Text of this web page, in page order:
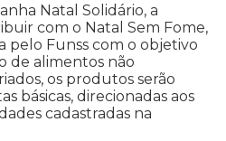
Natal Solidário, a
com o Natal Sem Fome,
pelo Funss com o objetivo
de alimentos não
os produtos serão
básicas, direcionadas aos
cadastradas na